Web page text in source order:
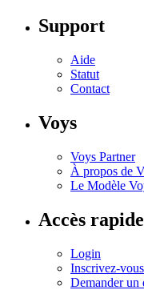
Support
Aide
Statut
Contact
Voys
Voys Partner
À propos de
Le Modèle
Accès
Login
Inscrivez-vous
Demander un